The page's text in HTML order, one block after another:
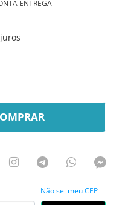
ENTREGA
Não sei meu CEP